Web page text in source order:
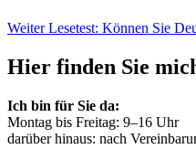
Weiter Lesetest: Können Sie
Hier finden Sie
Ich bin für Sie da:
Montag bis Freitag: 9–16 Uhr
darüber hinaus: nach